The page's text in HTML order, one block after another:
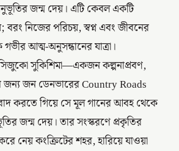
জন্ম দেয়। এটি কেবল একটি
নিজের পরিচয়, স্বপ্ন এবং জীবনের
আত্ম-অনুসন্ধানের যাত্রা।
সিজুকো সুকিশিমা—একজন কল্পনাপ্রবণ,
জন্য জন ডেনভারের Country Roads
করতে গিয়ে সে মূল গানের আবহ থেকে
জন্ম দেয়। তার সংস্করণে প্রকৃতির
নেয় কংক্রিটের শহর, হারিয়ে যাওয়া